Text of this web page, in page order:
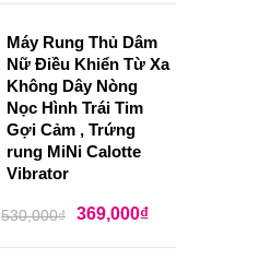
Máy Rung Thủ Dâm
Nữ Điều Khiển Từ Xa
Không Dây Nòng
Nọc Hình Trái Tim
Gợi Cảm , Trứng
rung MiNi Calotte
Vibrator
530,000₫ 369,000₫